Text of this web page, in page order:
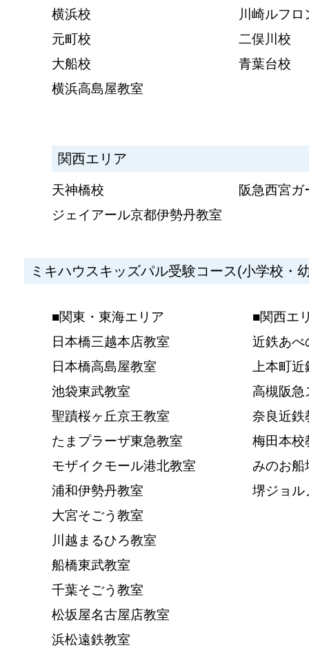
横浜校
川崎ルフロ
元町校
二俣川校
大船校
青葉台校
横浜高島屋教室
関西エリア
天神橋校
阪急西宮ガ
ジェイアール京都伊勢丹教室
ミキハウスキッズパル受験コース(小学校・
■関東・東海エリア
日本橋三越本店教室
日本橋高島屋教室
池袋東武教室
聖蹟桜ヶ丘京王教室
たまプラーザ東急教室
モザイクモール港北教室
浦和伊勢丹教室
大宮そごう教室
川越まるひろ教室
船橋東武教室
千葉そごう教室
松坂屋名古屋店教室
浜松遠鉄教室
■関西エ
近鉄あべ
上本町
高槻阪急
奈良近鉄
梅田本校
みのお船
堺ジョル